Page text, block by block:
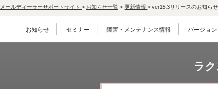
メールディーラーサポートサイト > お知らせ一覧 > 更新情報 > ver15.3リリースのお知らせ
お知らせ セミナー 障害・メンテナンス情報 バージョ
ラ